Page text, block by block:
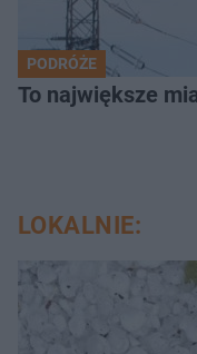
PODRÓŻE
To największe
LOKALNIE: